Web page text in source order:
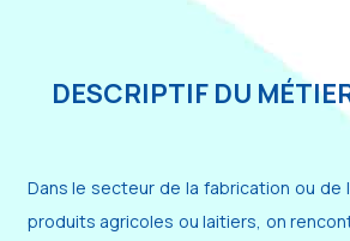
DESCRIPTIF DU
Dans le secteur de la fabrication ou de
produits agricoles ou laitiers, on